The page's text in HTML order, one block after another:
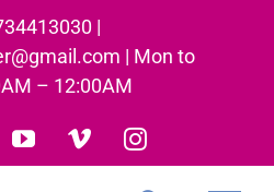
|
| Mon to
– 12:00AM
YouTubeVimeoInstagram